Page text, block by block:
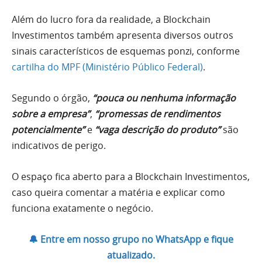
Além do lucro fora da realidade, a Blockchain
Investimentos também apresenta diversos outros
sinais característicos de esquemas ponzi, conforme
cartilha do MPF (Ministério Público Federal).
Segundo o órgão, “pouca ou nenhuma informação
sobre a empresa”, “promessas de rendimentos
potencialmente”e “vaga descrição do produto”são
indicativos de perigo.
O espaço fica aberto para a Blockchain Investimentos,
caso queira comentar a matéria e explicar como
funciona exatamente o negócio.
🔔 Entre em nosso grupo no WhatsApp e fique
atualizado.